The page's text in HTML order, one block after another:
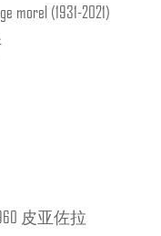
(1931-2021)
皮亚佐拉